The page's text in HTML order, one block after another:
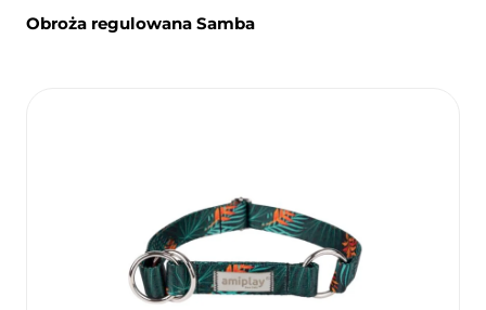
Obroża regulowana Samba